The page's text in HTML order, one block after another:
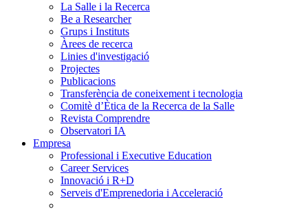
La Salle i la Recerca
Be a Researcher
Grups i Instituts
Àrees de recerca
Linies d'investigació
Projectes
Publicacions
Transferència de coneixement i tecnologia
Comitè d’Ètica de la Recerca de la Salle
Revista Comprendre
Observatori IA
Empresa
Professional i Executive Education
Career Services
Innovació i R+D
Serveis d'Emprenedoria i Acceleració